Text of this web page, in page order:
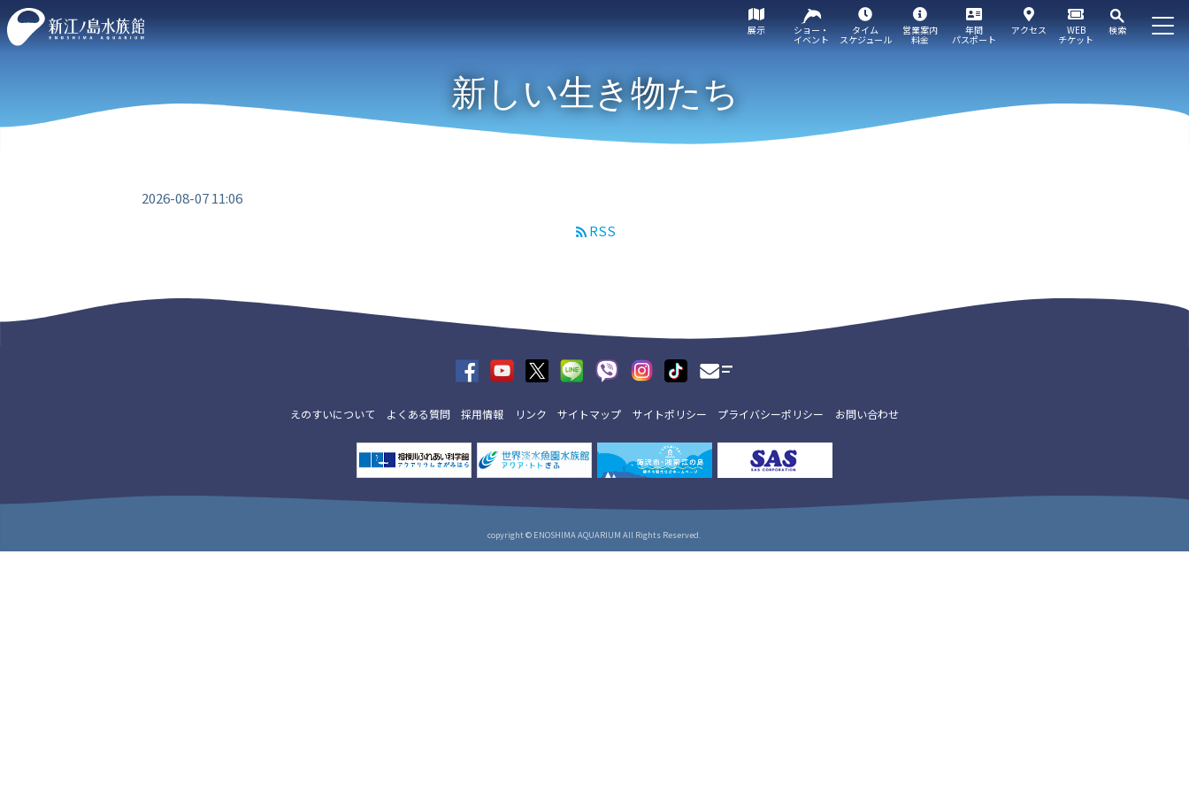
WEB
チケット
検索
展示 ショー・
イベント
タイム
スケジュール
営業案内
料金
年間
パスポート
アクセス
新しい生き物たち
2026-08-07 11:06
RSS
えのすいについて よくある質問 採用情報 リンク サイトマップ サイトポリシー プライバシーポリシー お問い合わせ
copyright © ENOSHIMA AQUARIUM All Rights Reserved.